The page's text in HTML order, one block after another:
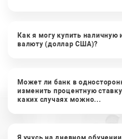
Как я могу купить наличную
валюту (доллар США)?
Может ли банк в
изменить процентную
каких случаях можно...